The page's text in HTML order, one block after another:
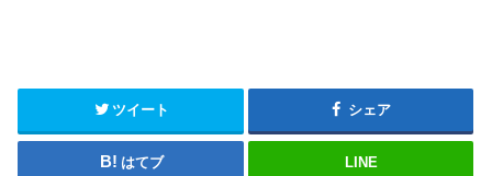
ツイート シェア
はてブ LINE